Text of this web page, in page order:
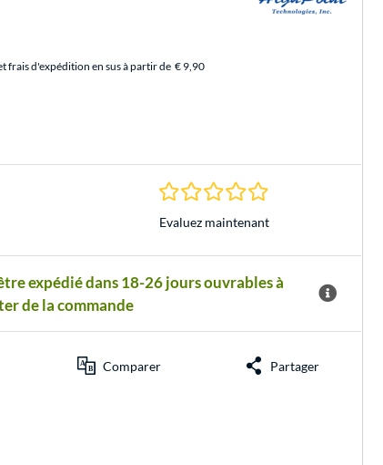
frais d'expédition en sus à partir de € 9,90
0.0 Étoiles à 0
Evaluez maintenant
expédié dans 18-26 jours ouvrables à
de la commande
Comparer Partager